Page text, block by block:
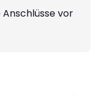
vor